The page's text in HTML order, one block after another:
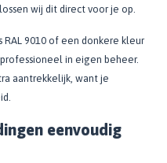
wij dit direct voor je op.
9010 of een donkere kleur
in eigen beheer.
aantrekkelijk, want je
eenvoudig